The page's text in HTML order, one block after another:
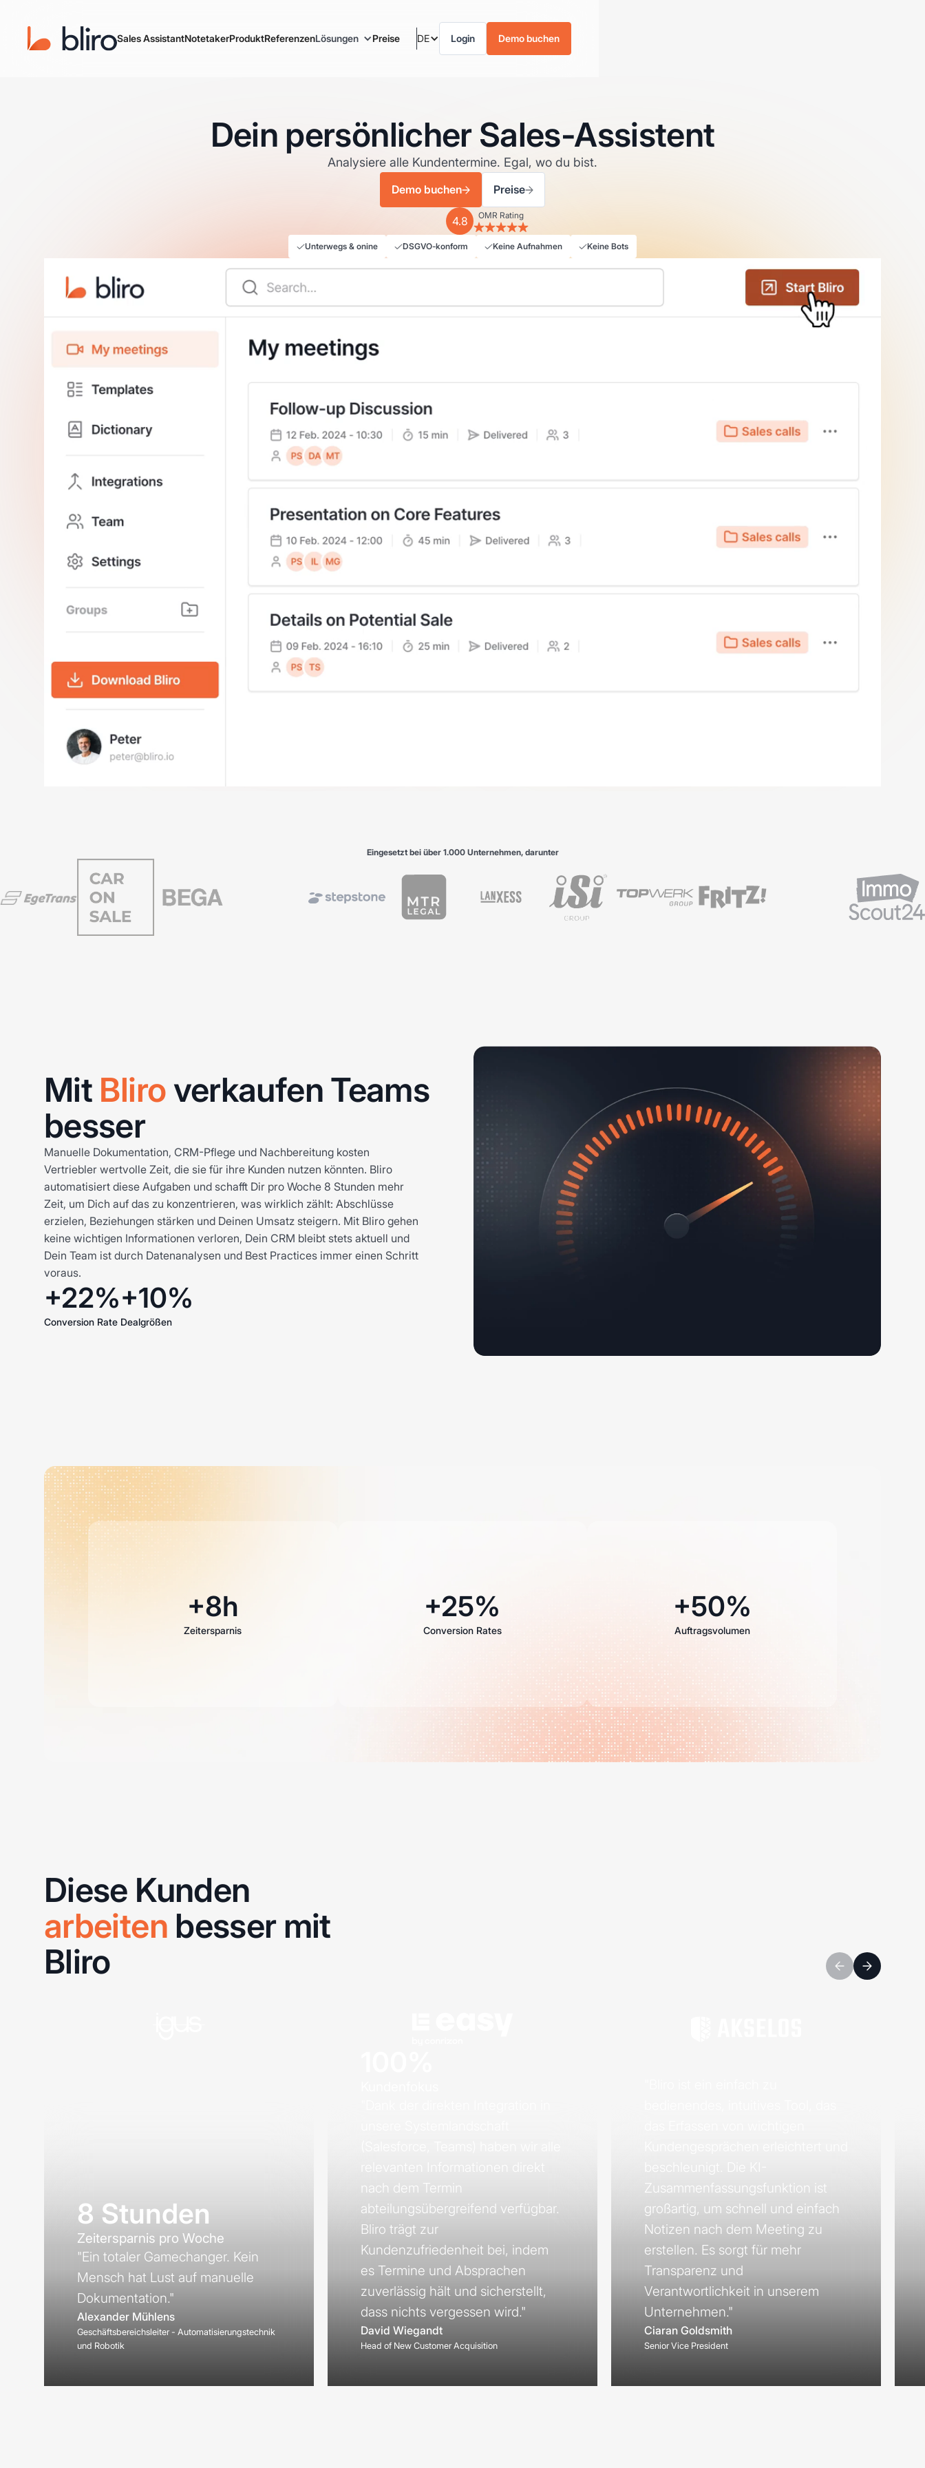
Sales AssistantNotetakerProduktReferenzenLösungen Preise DE Login Demo buchen
Dein persönlicher Sales-Assistent
Analysiere alle Kundentermine. Egal, wo du bist.
Demo buchen Preise
4.8 OMR Rating
Unterwegs & onine DSGVO-konform Keine Aufnahmen Keine Bots
Eingesetzt bei über 1.000 Unternehmen, darunter
Mit Bliroverkaufen Teams
besser
Manuelle Dokumentation, CRM-Pflege und Nachbereitung kosten
Vertriebler wertvolle Zeit, die sie für ihre Kunden nutzen könnten. Bliro
automatisiert diese Aufgaben und schafft Dir pro Woche 8 Stunden mehr
Zeit, um Dich auf das zu konzentrieren, was wirklich zählt: Abschlüsse
erzielen, Beziehungen stärken und Deinen Umsatz steigern. Mit Bliro gehen
keine wichtigen Informationen verloren, Dein CRM bleibt stets aktuell und
Dein Team ist durch Datenanalysen und Best Practices immer einen Schritt
voraus.
+22%
Conversion Rate
+10%
Dealgrößen
+8h
Zeitersparnis
+25%
Conversion Rates
+50%
Auftragsvolumen
Diese Kunden
arbeiten besser mit
Bliro
8 Stunden
Zeitersparnis pro Woche
"Ein totaler Gamechanger. Kein
Mensch hat Lust auf manuelle
Dokumentation."
Alexander Mühlens
Geschäftsbereichsleiter - Automatisierungstechnik
und Robotik
nach dem Termin
abteilungsübergreifend verfügbar.
Bliro trägt zur
Kundenzufriedenheit bei, indem
es Termine und Absprachen
zuverlässig hält und sicherstellt,
dass nichts vergessen wird."
David Wiegandt
Head of New Customer Acquisition
Zusammenfassungsfunktion ist
großartig, um schnell und einfach
Notizen nach dem Meeting zu
erstellen. Es sorgt für mehr
Transparenz und
Verantwortlichkeit in unserem
Unternehmen."
Ciaran Goldsmith
Senior Vice President